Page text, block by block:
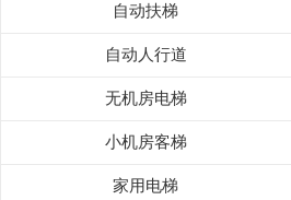
自动扶梯
自动人行道
无机房电梯
小机房客梯
家用电梯